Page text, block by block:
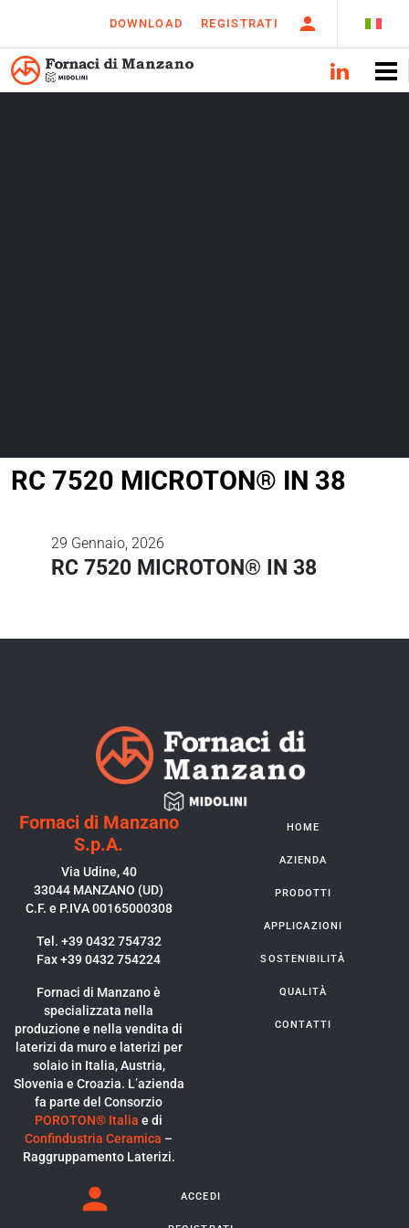
DOWNLOAD REGISTRATI
RC 7520 MICROTON® IN 38
29 Gennaio, 2026
RC 7520 MICROTON® IN 38
Fornaci di Manzano
S.p.A.
Via Udine, 40
33044 MANZANO (UD)
C.F. e P.IVA 00165000308
Tel. +39 0432 754732
Fax +39 0432 754224
Fornaci di Manzano è
specializzata nella
produzione e nella vendita di
laterizi da muro e laterizi per
solaio in Italia, Austria,
Slovenia e Croazia. L’azienda
fa parte del Consorzio
POROTON® Italia e di
Confindustria Ceramica –
Raggruppamento Laterizi.
HOME
AZIENDA
PRODOTTI
APPLICAZIONI
SOSTENIBILITÀ
QUALITÀ
CONTATTI
ACCEDI